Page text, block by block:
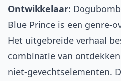
Ontwikkelaar:
Blue Prince is een genre-
Het uitgebreide verhaal
combinatie van
niet-gevechtselementen.